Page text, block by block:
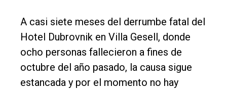
Tendencia
Int.
General
Política
A casi siete meses del derrumbe fatal del
Hotel Dubrovnik en Villa Gesell, donde
ocho personas fallecieron a fines de
octubre del año pasado, la causa sigue
estancada y por el momento no hay